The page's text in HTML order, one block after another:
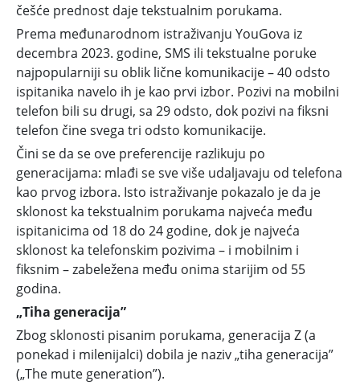
češće prednost daje tekstualnim porukama.
Prema međunarodnom istraživanju YouGova iz
decembra 2023. godine, SMS ili tekstualne poruke
najpopularniji su oblik lične komunikacije – 40 odsto
ispitanika navelo ih je kao prvi izbor. Pozivi na mobilni
telefon bili su drugi, sa 29 odsto, dok pozivi na fiksni
telefon čine svega tri odsto komunikacije.
Čini se da se ove preferencije razlikuju po
generacijama: mlađi se sve više udaljavaju od telefona
kao prvog izbora. Isto istraživanje pokazalo je da je
sklonost ka tekstualnim porukama najveća među
ispitanicima od 18 do 24 godine, dok je najveća
sklonost ka telefonskim pozivima – i mobilnim i
fiksnim – zabeležena među onima starijim od 55
godina.
„Tiha generacija”
Zbog sklonosti pisanim porukama, generacija Z (a
ponekad i milenijalci) dobila je naziv „tiha generacija”
(„The mute generation”).